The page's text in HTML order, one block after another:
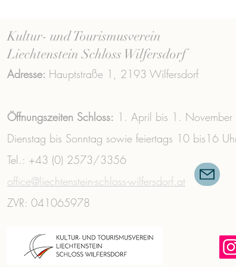
Kultur- und Tourismusverein
Liechtenstein Schloss Wilfersdorf
Adresse: Hauptstraße 1, 2193 Wilfersdorf
Öffnungszeiten Schloss: 1. April bis 1. November
Dienstag bis Sonntag sowie feiertags 10 bis16
Tel.: +43 (0) 2573/3356 ​
office@liechtenstein-schloss-wilfersdorf.at
ZVR: 041065978